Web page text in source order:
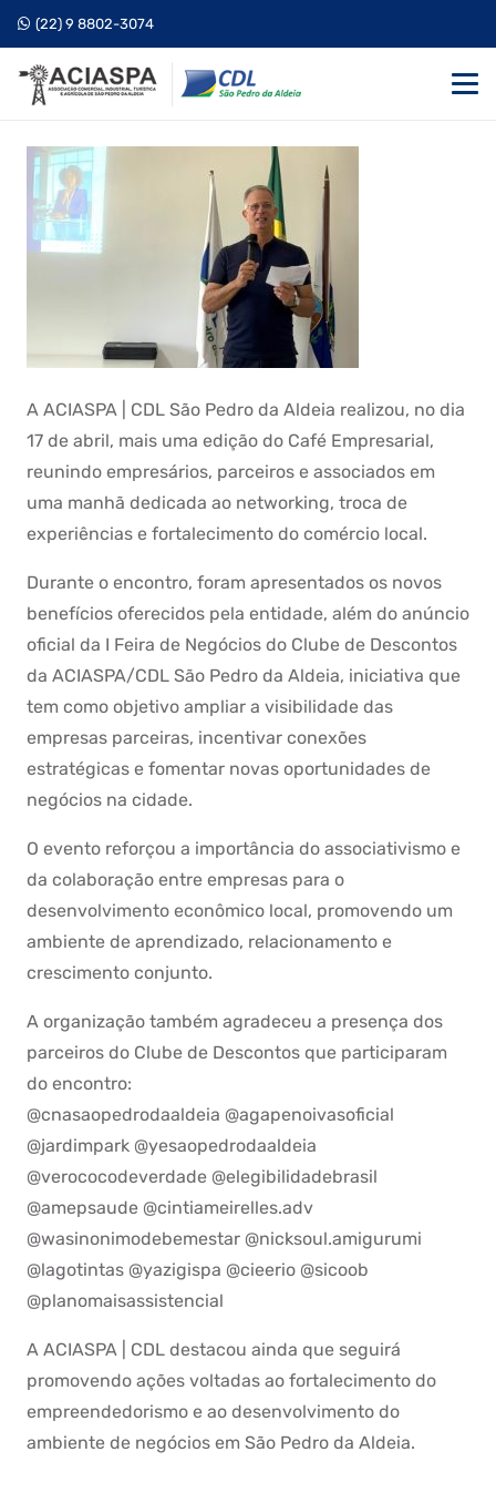
(22) 9 8802-3074
A ACIASPA | CDL São Pedro da Aldeia realizou, no dia
17 de abril, mais uma edição do Café Empresarial,
reunindo empresários, parceiros e associados em
uma manhã dedicada ao networking, troca de
experiências e fortalecimento do comércio local.
Durante o encontro, foram apresentados os novos
benefícios oferecidos pela entidade, além do anúncio
oficial da I Feira de Negócios do Clube de Descontos
da ACIASPA/CDL São Pedro da Aldeia, iniciativa que
tem como objetivo ampliar a visibilidade das
empresas parceiras, incentivar conexões
estratégicas e fomentar novas oportunidades de
negócios na cidade.
O evento reforçou a importância do associativismo e
da colaboração entre empresas para o
desenvolvimento econômico local, promovendo um
ambiente de aprendizado, relacionamento e
crescimento conjunto.
A organização também agradeceu a presença dos
parceiros do Clube de Descontos que participaram
do encontro:
@cnasaopedrodaaldeia @agapenoivasoficial
@jardimpark @yesaopedrodaaldeia
@verococodeverdade @elegibilidadebrasil
@amepsaude @cintiameirelles.adv
@wasinonimodebemestar @nicksoul.amigurumi
@lagotintas @yazigispa @cieerio @sicoob
@planomaisassistencial
A ACIASPA | CDL destacou ainda que seguirá
promovendo ações voltadas ao fortalecimento do
empreendedorismo e ao desenvolvimento do
ambiente de negócios em São Pedro da Aldeia.